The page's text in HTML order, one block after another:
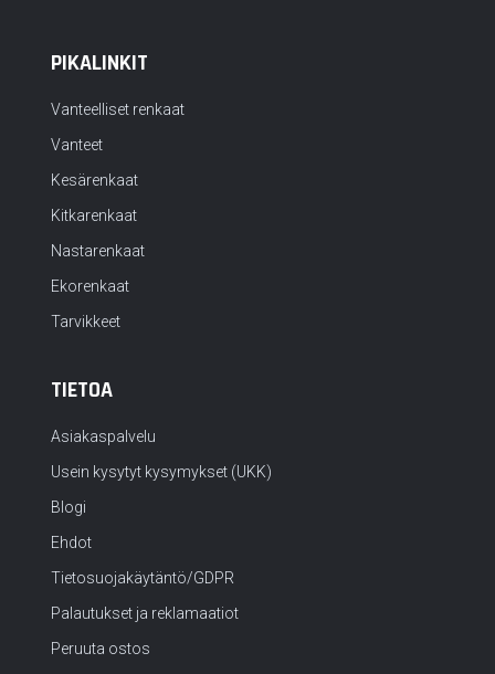
PIKALINKIT
Vanteelliset renkaat
Vanteet
Kesärenkaat
Kitkarenkaat
Nastarenkaat
Ekorenkaat
Tarvikkeet
TIETOA
Asiakaspalvelu
Usein kysytyt kysymykset (UKK)
Blogi
Ehdot
Tietosuojakäytäntö/GDPR
Palautukset ja reklamaatiot
Peruuta ostos